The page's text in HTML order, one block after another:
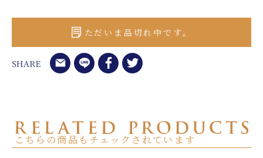
ただいま品切れ中です。
こちらの商品もチェックされています